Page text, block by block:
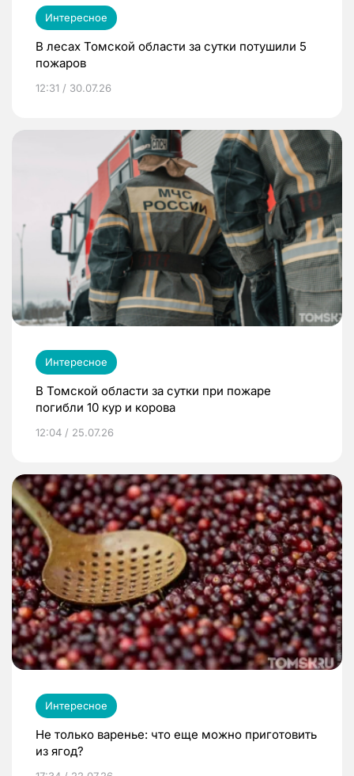
Интересное
В лесах Томской области за сутки потушили 5
пожаров
12:31 / 30.07.26
Интересное
В Томской области за сутки при пожаре
погибли 10 кур и корова
12:04 / 25.07.26
Интересное
Не только варенье: что еще можно приготовить
из ягод?